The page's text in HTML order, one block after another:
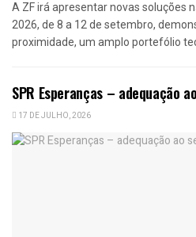
A ZF irá apresentar novas soluções
2026, de 8 a 12 de setembro,
proximidade, um amplo portefólio
SPR Esperanças – adequação
17 DE JULHO, 2026